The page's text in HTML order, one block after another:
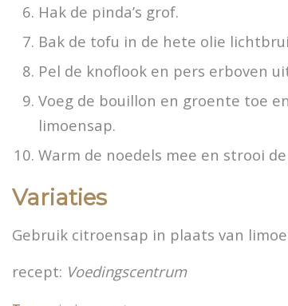
Hak de pinda’s grof.
Bak de tofu in de hete olie
Pel de knoflook en pers erboven
Voeg de bouillon en groente toe
limoensap.
Warm de noedels mee en strooi
Variaties
Gebruik citroensap in plaats van
recept: Voedingscentrum